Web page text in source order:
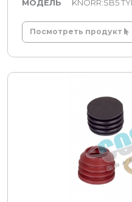
МОДЕЛЬ
KNORR:SB5
Посмотреть продукт